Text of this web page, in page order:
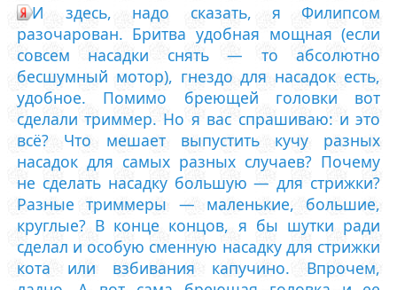
И здесь, надо сказать, я Филипсом
разочарован. Бритва удобная мощная (если
совсем насадки снять — то абсолютно
бесшумный мотор), гнездо для насадок есть,
удобное. Помимо бреющей головки вот
сделали триммер. Но я вас спрашиваю: и это
всё? Что мешает выпустить кучу разных
насадок для самых разных случаев? Почему
не сделать насадку большую — для стрижки?
Разные триммеры — маленькие, большие,
круглые? В конце концов, я бы шутки ради
сделал и особую сменную насадку для стрижки
кота или взбивания капучино. Впрочем,